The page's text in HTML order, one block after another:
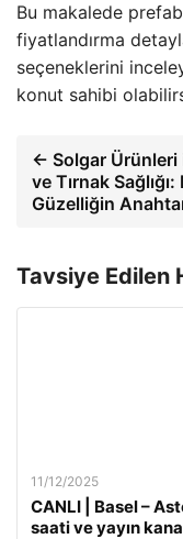
Bu makalede
fiyatlandırma
seçeneklerini
konut sahibi
← Solgar Ürünleri
ve Tırnak
Güzelliğin
Tavsiye Edilen
11/12/2025
CANLI | Basel –
saati ve yayın